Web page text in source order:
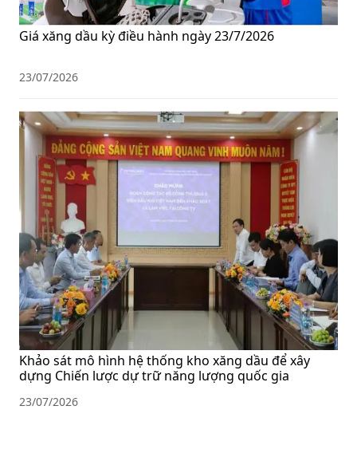
Giá xăng dầu kỳ điều hành ngày 23/7/2026
23/07/2026
Khảo sát mô hình hệ thống kho xăng dầu để xây
dựng Chiến lược dự trữ năng lượng quốc gia
23/07/2026